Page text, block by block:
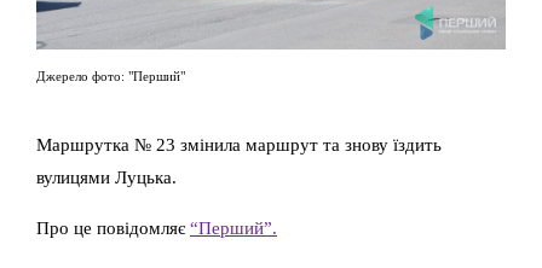
Джерело фото: "Перший"
Маршрутка № 23 змінила маршрут та знову їздить
вулицями Луцька.
Про це повідомляє “Перший”.